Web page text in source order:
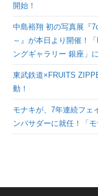
開始！
中島裕翔 初の写真展『
～』が本日より開催！
ングギャラリー 銀座」
東武鉄道×FRUITS
動！
モナキが、7年連続フェ
ンバサダーに就任！「